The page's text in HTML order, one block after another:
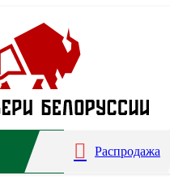
Распродажа